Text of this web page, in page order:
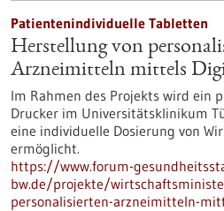
Patientenindividuelle Tabletten
Herstellung von
Arzneimitteln mittels
Im Rahmen des Projekts wird ein
Drucker im Universitätsklinikum
eine individuelle Dosierung von
ermöglicht.
https://www.forum-
bw.de/projekte/
personalisierten-arzneimitteln-